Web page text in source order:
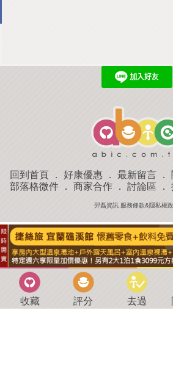
回到首頁 ． 好康優惠 ． 最新留言 ．
部落格微件． 商家合作． 討論區 ．
羿磊資訊 服務條款&隱私權
收藏 評分 去過